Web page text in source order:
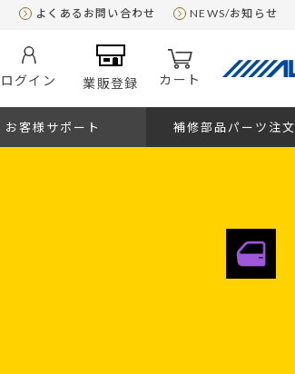
よくあるお問い合わせ NEWS/お知らせ
ログイン 業販登録 カート
お客様サポート 補修部品パーツ注文